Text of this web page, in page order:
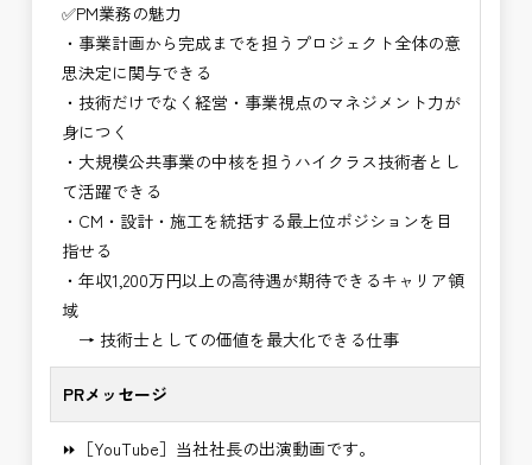
・積算技術業務
・設計コンサルティング業務（数量算出、図面の
修正など）
・河川巡視支援業務
・道路許認可審査・適正化指導業務
・調査設計資料作成業務
・施工体制調査員
・建設プロジェクト・マネジメント業務
・PM業務、CM業務
※応募書類等の送付方法につきましては、基本的に
Ｅメールで送付
頂きたいと思います。
✅PM業務の魅力
・事業計画から完成までを担うプロジェクト全体の意
思決定に関与できる
・技術だけでなく経営・事業視点のマネジメント力が
身につく
・大規模公共事業の中核を担うハイクラス技術者とし
て活躍できる
・CM・設計・施工を統括する最上位ポジションを目
指せる
・年収1,200万円以上の高待遇が期待できるキャリア領
域
→ 技術士としての価値を最大化できる仕事
PRメッセージ
⏩［YouTube］当社社長の出演動画です。